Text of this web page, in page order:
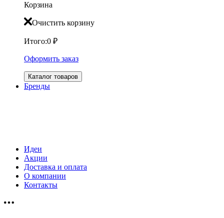
Корзина
Очистить корзину
Итого:0 ₽
Оформить заказ
Каталог товаров
Бренды
Идеи
Акции
Доставка и оплата
О компании
Контакты